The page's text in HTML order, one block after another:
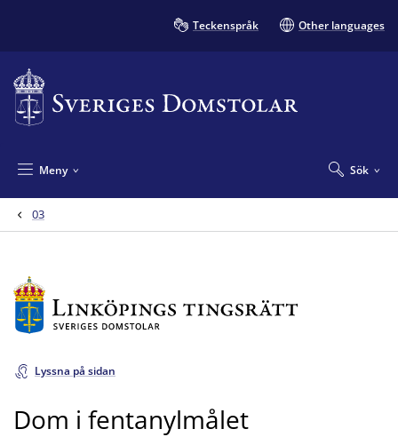
Teckenspråk Other languages
Sök
Meny
03
Lyssna på sidan
Dom i fentanylmålet